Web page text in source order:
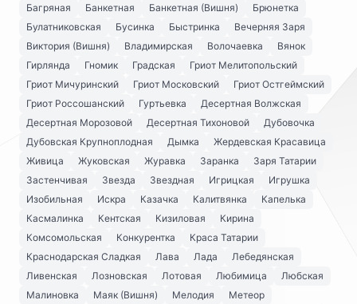
Багряная
Банкетная Банкетная (Вишня)
Брюнетка
Булатниковская
Бусинка Быстринка
Вечерняя Заря
Виктория (Вишня)
Владимирская Волочаевка
Вянок
Гирлянда
Гномик Градская
Гриот Мелитопольский
Гриот Мичуринский
Гриот Московский
Гриот Остгеймский
Гриот Россошанский
Гуртьевка
Десертная Волжская
Десертная Морозовой
Десертная Тихоновой
Дубовочка
Дубовская Крупноплодная
Дымка
Жердевская Красавица
Живица
Жуковская Журавка Заранка
Заря Татарии
Застенчивая
Звезда Звездная Игрицкая
Игрушка
Изобильная
Искра Казачка Калитвянка
Капелька
Касмалинка
Кентская Кизиловая
Кирина
Комсомольская
Конкурентка
Краса Татарии
Краснодарская Сладкая
Лава Лада
Лебедянская
Ливенская
Лозновская Лотовая Любимица
Любская
Малиновка
Маяк (Вишня) Мелодия
Метеор